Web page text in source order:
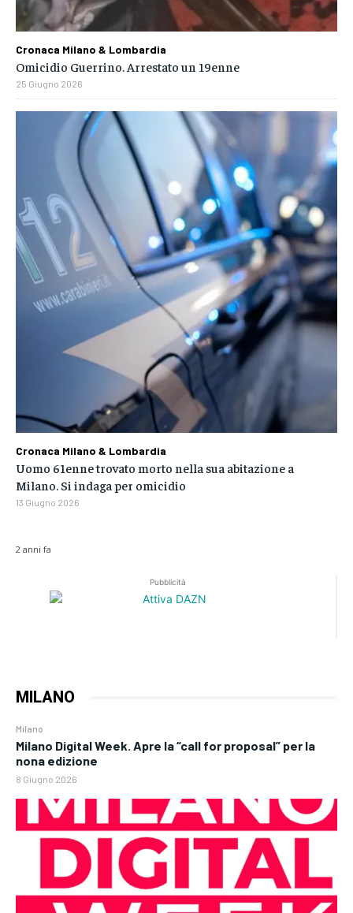
Pubblicità
MILANO
Milano
Milano Digital Week. Apre la “call for proposal” per la
nona edizione
8 Giugno 2026
2 anni fa
Cronaca Milano & Lombardia
Omicidio Guerrino. Arrestato un 19enne
25 Giugno 2026
Cronaca Milano & Lombardia
Uomo 61enne trovato morto nella sua abitazione a
Milano. Si indaga per omicidio
13 Giugno 2026